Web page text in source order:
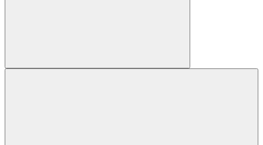
Suchen